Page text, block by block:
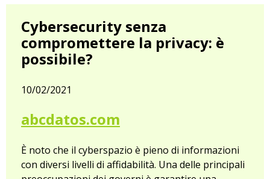
Cybersecurity senza
compromettere la privacy: è
possibile?
10/02/2021
abcdatos.com
È noto che il cyberspazio è pieno di informazioni
con diversi livelli di affidabilità. Una delle principali